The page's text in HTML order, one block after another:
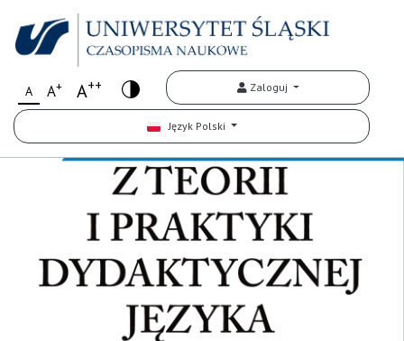
A A+ A++ Zaloguj
Język Polski